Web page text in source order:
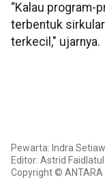
“Kalau program-
terbentuk
terkecil," ujarnya.
Pewarta: Indra
Editor: Astrid
Copyright © ANTARA